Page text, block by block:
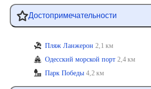
Достопримечательности
Пляж Ланжерон 2,1 км
Одесский морской порт 2,4 км
Парк Победы 4,2 км